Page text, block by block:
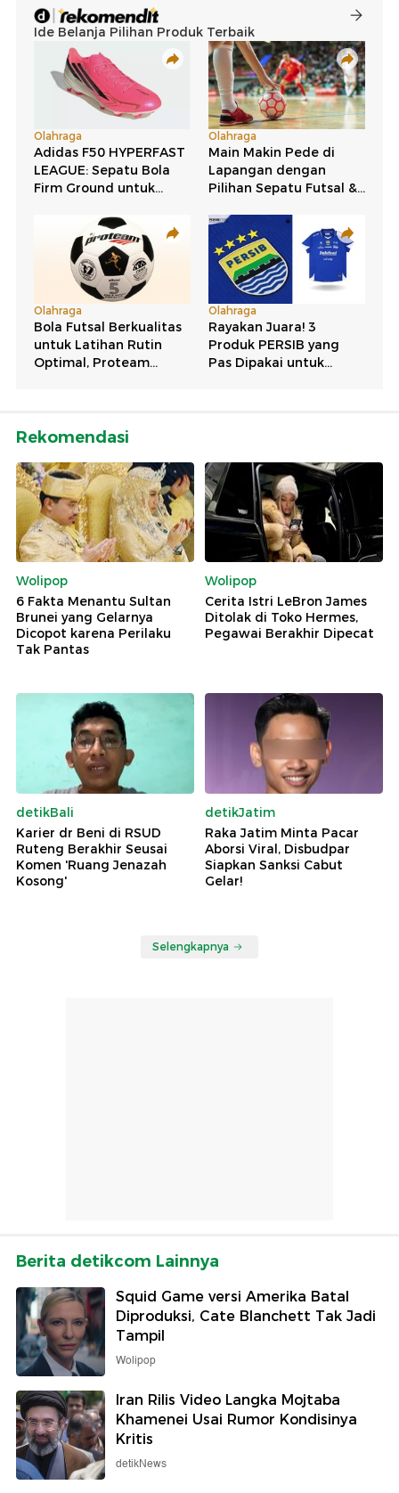
Rekomendasi
Wolipop
6 Fakta Menantu Sultan
Brunei yang Gelarnya
Dicopot karena Perilaku
Tak Pantas
Wolipop
Cerita Istri LeBron James
Ditolak di Toko Hermes,
Pegawai Berakhir Dipecat
detikBali
Karier dr Beni di RSUD
Ruteng Berakhir Seusai
Komen 'Ruang Jenazah
Kosong'
detikJatim
Raka Jatim Minta Pacar
Aborsi Viral, Disbudpar
Siapkan Sanksi Cabut
Gelar!
Selengkapnya
Berita detikcom Lainnya
Squid Game versi Amerika Batal
Diproduksi, Cate Blanchett Tak Jadi
Tampil
Wolipop
Iran Rilis Video Langka Mojtaba
Khamenei Usai Rumor Kondisinya
Kritis
detikNews